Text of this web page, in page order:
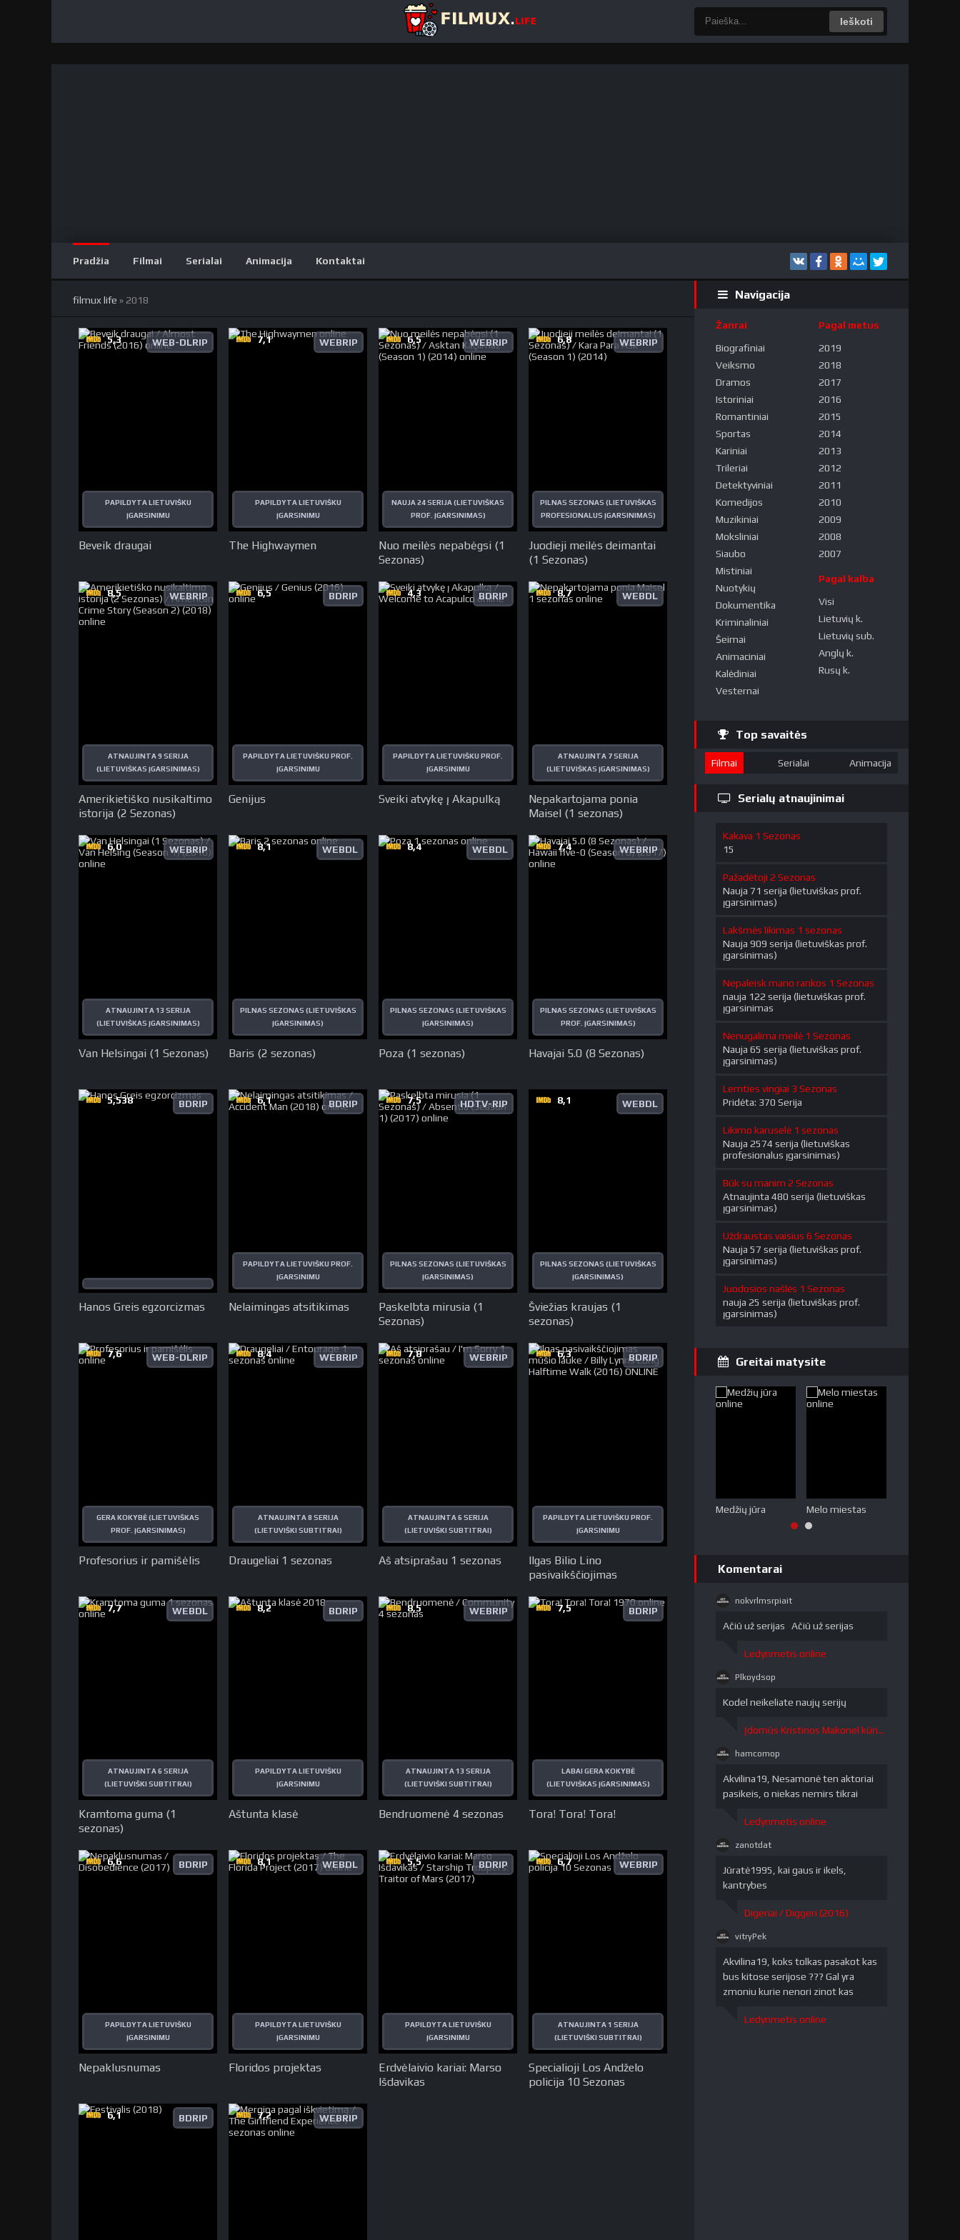
Ieškoti
Pradžia Filmai Serialai Animacija Kontaktai
filmux life » 2018
Beveik draugai
WEB-DLRIP
5,3
PAPILDYTA LIETUVIŠKU
ĮGARSINIMU
The Highwaymen
WEBRIP
7,1
PAPILDYTA LIETUVIŠKU
ĮGARSINIMU
Nuo meilės nepabėgsi (1
Sezonas)
WEBRIP
6,5
NAUJA 24 SERIJA (LIETUVIŠKAS
PROF. ĮGARSINIMAS)
Juodieji meilės deimantai
(1 Sezonas)
WEBRIP
6,8
PILNAS SEZONAS (LIETUVIŠKAS
PROFESIONALUS ĮGARSINIMAS)
Amerikietiško nusikaltimo
istorija (2 Sezonas)
WEBRIP
8,5
ATNAUJINTA 9 SERIJA
(LIETUVIŠKAS ĮGARSINIMAS)
Genijus
BDRIP
6,5
PAPILDYTA LIETUVIŠKU PROF.
ĮGARSINIMU
Sveiki atvykę į Akapulką
BDRIP
4,3
PAPILDYTA LIETUVIŠKU PROF.
ĮGARSINIMU
Nepakartojama ponia
Maisel (1 sezonas)
WEBDL
8,7
ATNAUJINTA 7 SERIJA
(LIETUVIŠKAS ĮGARSINIMAS)
Van Helsingai (1 Sezonas)
WEBRIP
6,0
ATNAUJINTA 13 SERIJA
(LIETUVIŠKAS ĮGARSINIMAS)
Baris (2 sezonas)
WEBDL
8,1
PILNAS SEZONAS (LIETUVIŠKAS
ĮGARSINIMAS)
Poza (1 sezonas)
WEBDL
8,4
PILNAS SEZONAS (LIETUVIŠKAS
ĮGARSINIMAS)
Havajai 5.0 (8 Sezonas)
WEBRIP
7,4
PILNAS SEZONAS (LIETUVIŠKAS
PROF. ĮGARSINIMAS)
Hanos Greis egzorcizmas
BDRIP
5,538
Nelaimingas atsitikimas
BDRIP
6,1
PAPILDYTA LIETUVIŠKU PROF.
ĮGARSINIMU
Paskelbta mirusia (1
Sezonas)
HDTV-RIP
7,5
PILNAS SEZONAS (LIETUVIŠKAS
ĮGARSINIMAS)
Šviežias kraujas (1
sezonas)
WEBDL
8,1
PILNAS SEZONAS (LIETUVIŠKAS
ĮGARSINIMAS)
Profesorius ir pamišėlis
WEB-DLRIP
7,6
GERA KOKYBĖ (LIETUVIŠKAS
PROF. ĮGARSINIMAS)
Draugeliai 1 sezonas
WEBRIP
8,4
ATNAUJINTA 8 SERIJA
(LIETUVIŠKI SUBTITRAI)
Aš atsiprašau 1 sezonas
WEBRIP
7,8
ATNAUJINTA 6 SERIJA
(LIETUVIŠKI SUBTITRAI)
Ilgas Bilio Lino
pasivaikščiojimas
BDRIP
6,3
PAPILDYTA LIETUVIŠKU PROF.
ĮGARSINIMU
Kramtoma guma (1
sezonas)
WEBDL
7,7
ATNAUJINTA 6 SERIJA
(LIETUVIŠKI SUBTITRAI)
Aštunta klasė
BDRIP
8,2
PAPILDYTA LIETUVIŠKU
ĮGARSINIMU
Bendruomenė 4 sezonas
WEBRIP
8,5
ATNAUJINTA 13 SERIJA
(LIETUVIŠKI SUBTITRAI)
Tora! Tora! Tora!
BDRIP
7,5
LABAI GERA KOKYBĖ
(LIETUVIŠKAS ĮGARSINIMAS)
Nepaklusnumas
BDRIP
6,6
PAPILDYTA LIETUVIŠKU
ĮGARSINIMU
Floridos projektas
WEBDL
8,1
PAPILDYTA LIETUVIŠKU
ĮGARSINIMU
Erdvėlaivio kariai: Marso
Išdavikas
BDRIP
5,5
PAPILDYTA LIETUVIŠKU
ĮGARSINIMU
Specialioji Los Andželo
policija 10 Sezonas
WEBRIP
6,7
ATNAUJINTA 1 SERIJA
(LIETUVIŠKI SUBTITRAI)
BDRIP
6,1 WEBRIP
7,2
Navigacija
Žanrai
Biografiniai
Veiksmo
Dramos
Istoriniai
Romantiniai
Sportas
Kariniai
Trileriai
Detektyviniai
Komedijos
Muzikiniai
Moksliniai
Siaubo
Mistiniai
Nuotykių
Dokumentika
Kriminaliniai
Šeimai
Animaciniai
Kalėdiniai
Vesternai
Pagal metus
2019
2018
2017
2016
2015
2014
2013
2012
2011
2010
2009
2008
2007
Pagal kalba
Visi
Lietuvių k.
Lietuvių sub.
Anglų k.
Rusų k.
Top savaitės
Filmai Serialai Animacija
Serialų atnaujinimai
Kakava 1 Sezonas
15
Pažadėtoji 2 Sezonas
Nauja 71 serija (lietuviškas prof.
įgarsinimas)
Lakšmės likimas 1 sezonas
Nauja 909 serija (lietuviškas prof.
įgarsinimas)
Nepaleisk mano rankos 1 Sezonas
nauja 122 serija (lietuviškas prof.
įgarsinimas
Nenugalima meilė 1 Sezonas
Nauja 65 serija (lietuviškas prof.
įgarsinimas)
Lemties vingiai 3 Sezonas
Pridėta: 370 Serija
Likimo karuselė 1 sezonas
Nauja 2574 serija (lietuviškas
profesionalus įgarsinimas)
Būk su manim 2 Sezonas
Atnaujinta 480 serija (lietuviškas
įgarsinimas)
Uždraustas vaisius 6 Sezonas
Nauja 57 serija (lietuviškas prof.
įgarsinimas)
Juodosios našlės 1 Sezonas
nauja 25 serija (lietuviškas prof.
įgarsinimas)
Greitai matysite
Medžių jūra Melo miestas
Komentarai
nokvrlmsrpiait
Ačiū už serijas Ačiū už serijas
Ledynmetis online
/>
Plkoydsop
Kodel neikeliate naujų serijų
Įdomūs Kristinos Makonel kūriniai / The Curious Creations of Christine McConnell 1 sezonas
hamcomop
Akvilina19, Nesamonė ten aktoriai
pasikeis, o niekas nemirs tikrai
Ledynmetis online
zanotdat
Jūratė1995, kai gaus ir ikels,
kantrybes
Digeriai / Diggeri (2016)
vitryPek
Akvilina19, koks tolkas pasakot kas
bus kitose serijose ??? Gal yra
zmoniu kurie nenori zinot kas
Ledynmetis online